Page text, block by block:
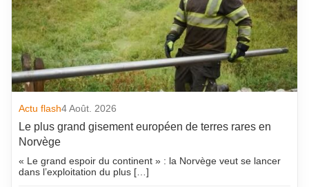
Actu flash4 Août. 2026
Le plus grand gisement européen de terres rares en
Norvège
« Le grand espoir du continent » : la Norvège veut se lancer
dans l’exploitation du plus […]